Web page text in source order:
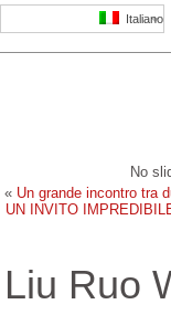
Italiano
No
« Un grande incontro tra
UN INVITO
Liu Ruo